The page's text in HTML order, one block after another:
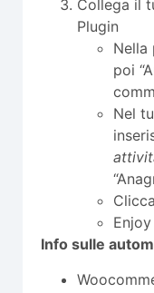
Collega il
Plugin
Nella
poi
Nel
Enjoy
Info sulle